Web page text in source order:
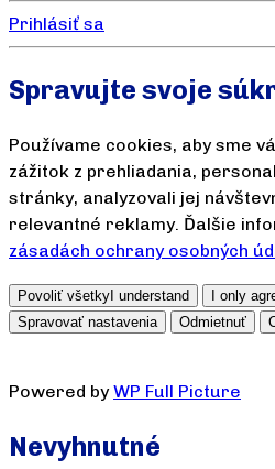
Prihlásiť sa
Spravujte svoje
Používame cookies, aby sme
zážitok z prehliadania,
stránky, analyzovali jej
relevantné reklamy. Ďalšie
zásadách ochrany osobných
Povoliť všetky I understand
I only
Spravovať nastavenia
Odmietnuť
Powered byWP Full Picture
Nevyhnutné